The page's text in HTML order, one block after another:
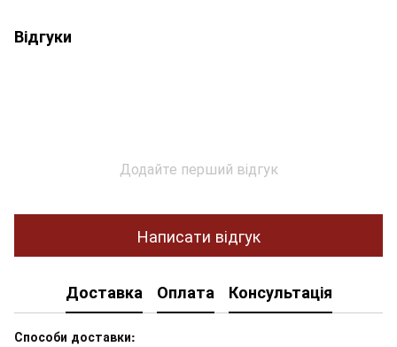
Відгуки
Додайте перший відгук
Написати відгук
Доставка Оплата Консультація
Способи доставки: